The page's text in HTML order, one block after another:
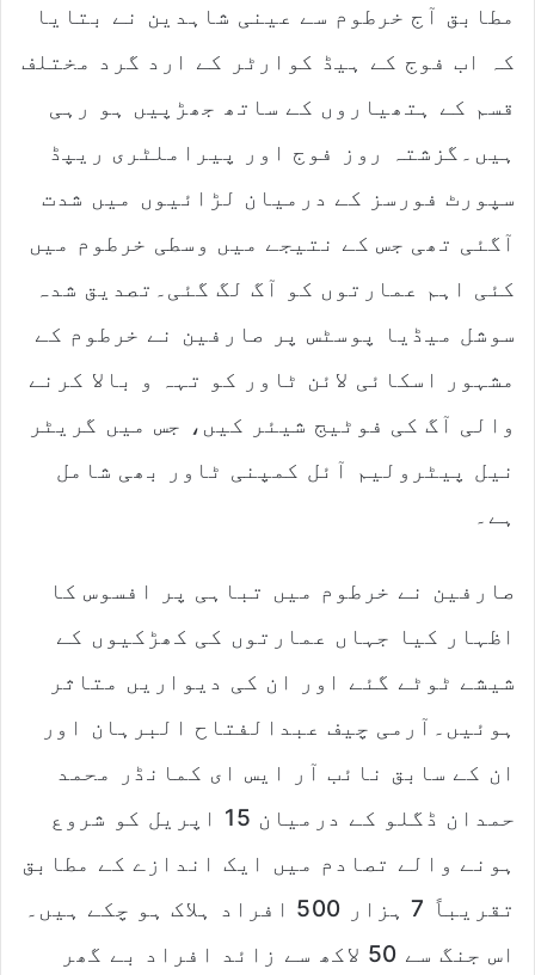
مطابق آج خرطوم سے عینی شاہدین نے بتایا
کہ اب فوج کے ہیڈ کوارٹر کے ارد گرد مختلف
قسم کے ہتھیاروں کے ساتھ جھڑپیں ہو رہی
ہیں۔گزشتہ روز فوج اور پیراملٹری ریپڈ
سپورٹ فورسز کے درمیان لڑائیوں میں شدت
آگئی تھی جس کے نتیجے میں وسطی خرطوم میں
کئی اہم عمارتوں کو آگ لگ گئی۔تصدیق شدہ
سوشل میڈیا پوسٹس پر صارفین نے خرطوم کے
مشہور اسکائی لائن ٹاور کو تہہ و بالا کرنے
والی آگ کی فوٹیج شیئر کیں، جس میں گریٹر
نیل پیٹرولیم آئل کمپنی ٹاور بھی شامل
ہے۔
صارفین نے خرطوم میں تباہی پر افسوس کا
اظہار کیا جہاں عمارتوں کی کھڑکیوں کے
شیشے ٹوٹے گئے اور ان کی دیواریں متاثر
ہوئیں۔آرمی چیف عبدالفتاح البرہان اور
ان کے سابق نائب آر ایس ای کمانڈر محمد
حمدان ڈگلو کے درمیان 15 اپریل کو شروع
ہونے والے تصادم میں ایک اندازے کے مطابق
تقریباً 7 ہزار 500 افراد ہلاک ہو چکے ہیں۔
اس جنگ سے 50 لاکھ سے زائد افراد بے گھر